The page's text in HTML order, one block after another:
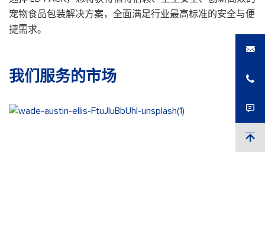
宠物食品包装解决方案，全面满足行业最高标准的安全与便
捷需求。
我们服务的市场